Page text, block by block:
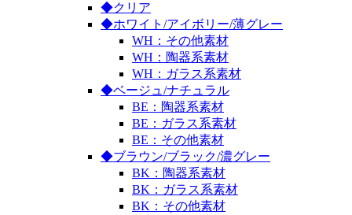
◆クリア
◆ホワイト/アイボリー/薄グレー
WH：その他素材
WH：陶器系素材
WH：ガラス系素材
◆ベージュ/ナチュラル
BE：陶器系素材
BE：ガラス系素材
BE：その他素材
◆ブラウン/ブラック/濃グレー
BK：陶器系素材
BK：ガラス系素材
BK：その他素材